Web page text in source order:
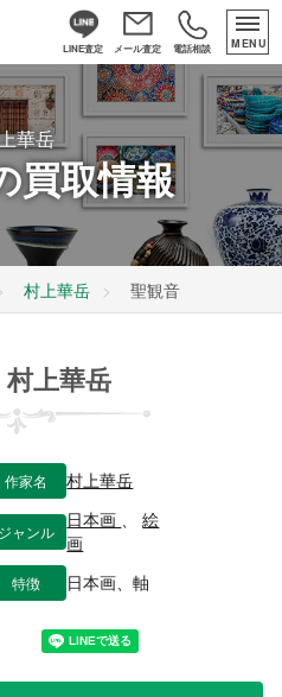
LINE査定 メール査定 電話相談 MENU
華岳
買取情報
村上華岳 聖観音
上華岳
作家名 村上華岳
ジャンル
日本画 、絵
画
特徴 日本画、軸